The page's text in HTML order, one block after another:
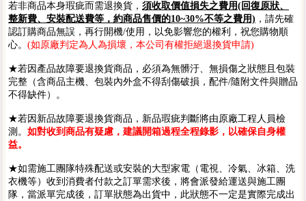
若非商品本身瑕疵而需退換貨， 須收取價值損失之費用(回復原狀、
整新費、安裝配送費等，約商品售價的10~30%不等之費用) ，請先確
認訂購商品無誤，再行開機/使用，以免影響您的權利，祝您購物順
心。 (如原廠判定為人為損壞，本公司有權拒絕退換貨申請)
★若因產品故障要退換貨商品，必須為無髒汙、無損傷之狀態且包裝
完整（含商品主機、包裝內外盒不得刮傷破損，配件/隨附文件與贈品
不得缺件）。
★若因新品故障要退換貨商品，新品瑕疵判斷將由原廠工程人員檢
測。 如對收到商品有疑慮，建議開箱過程全程錄影，以確保自身權
益。
★如需施工團隊特殊配送或安裝的大型家電（電視、冷氣、冰箱、洗
衣機等）收到消費者付款之訂單需求後，將會派發給運送與施工團
隊，當派單完成後，訂單狀態為出貨中，此狀態不一定是實際完成出